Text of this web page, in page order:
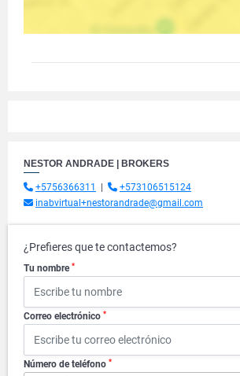
NESTOR ANDRADE | BROKERS
+5756366311
+573106515124
inabvirtual+nestorandrade@gmail.com
¿Prefieres que te contactemos?
Tu nombre *
Correo electrónico *
Número de teléfono *